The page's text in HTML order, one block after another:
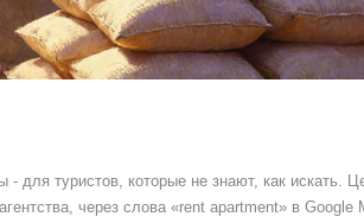
для туристов, которые не знают, как искать.
через слова «rent apartment» в Google